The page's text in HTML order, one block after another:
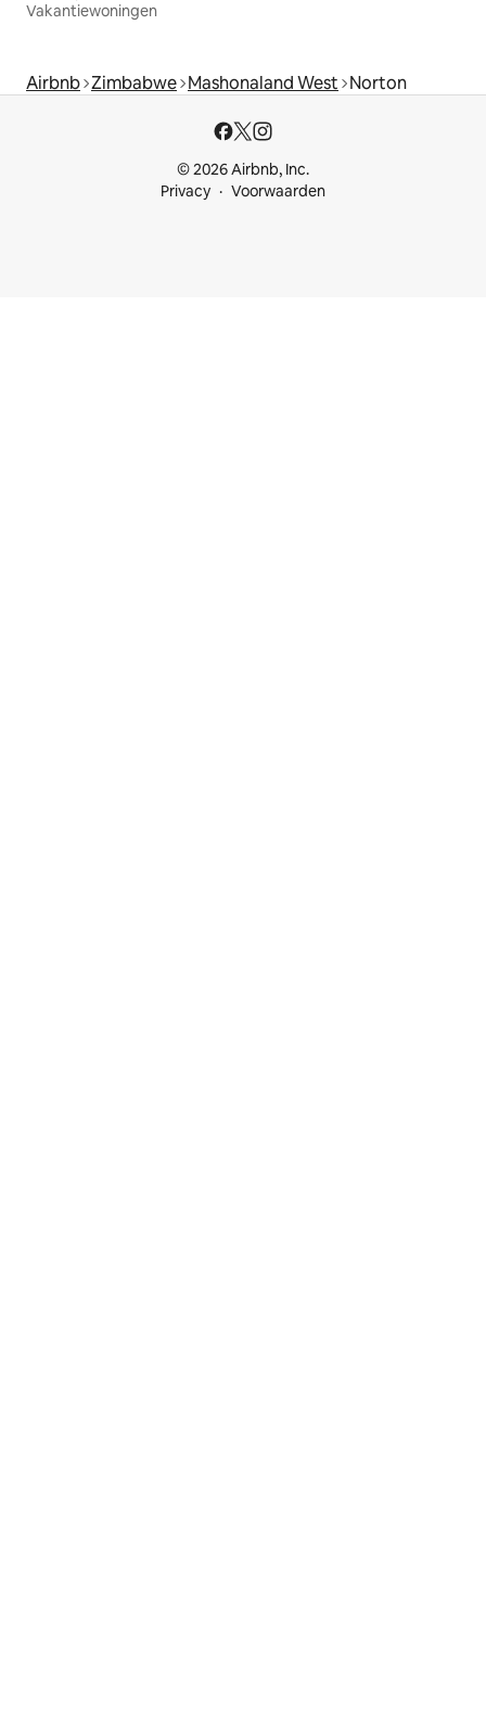
Vakantiewoningen
Airbnb Zimbabwe Mashonaland West Norton
© 2026 Airbnb, Inc.
Privacy
Voorwaarden